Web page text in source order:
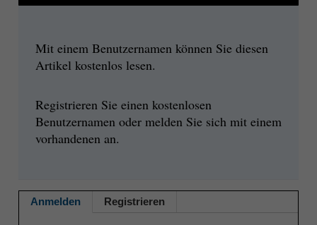
Mit einem Benutzernamen können Sie diesen
Artikel kostenlos lesen.
Registrieren Sie einen kostenlosen
Benutzernamen oder melden Sie sich mit einem
vorhandenen an.
Anmelden Registrieren